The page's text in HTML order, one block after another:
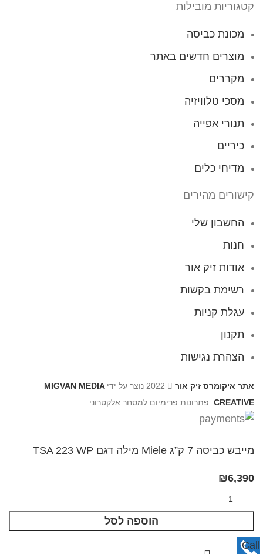
קטגוריות מובילות
מכונת כביסה
מוצרים חדשים באתר
מקררים
מסכי טלוויזיה
תנורי אפייה
כיריים
מדיחי כלים
קישורים מהירים
החשבון שלי
חנות
אודות זיק אור
רשימת בקשות
עגלת קניות
תקנון
הצהרת נגישות
אתר איקומרס זיק אור
MIGVAN MEDIA
CREATIVE . פתרונות פרימיום למסחר אלקטרוני.
מייבש כביסה 7 ק”ג Miele מילה דגם TSA 223 WP
₪6,390
הוספה לסל
Call